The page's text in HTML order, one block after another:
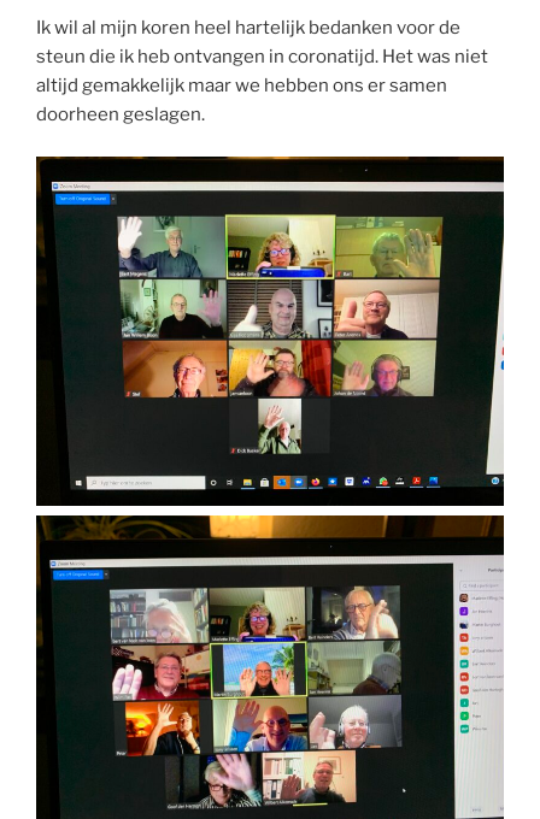
Ik wil al mijn koren heel hartelijk bedanken voor de
steun die ik heb ontvangen in coronatijd. Het was niet
altijd gemakkelijk maar we hebben ons er samen
doorheen geslagen.